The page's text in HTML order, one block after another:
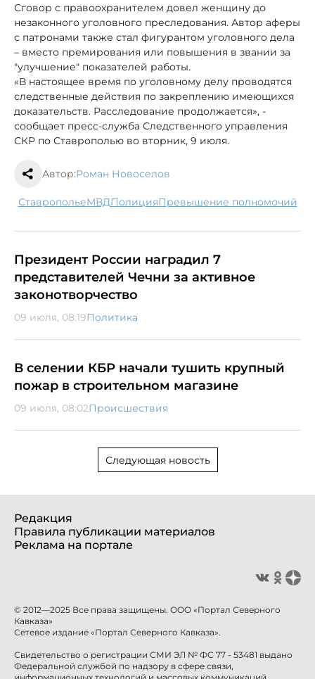
Сговор с правоохранителем довел женщину до
незаконного уголовного преследования. Автор аферы
с патронами также стал фигурантом уголовного дела
– вместо премирования или повышения в звании за
"улучшение" показателей работы.
«В настоящее время по уголовному делу проводятся
следственные действия по закреплению имеющихся
доказательств. Расследование продолжается», -
сообщает пресс-служба Следственного управления
СКР по Ставрополью во вторник, 9 июля.
Автор:Роман Новоселов
Ставрополье МВД полиция превышение полномочий
Президент России наградил 7
представителей Чечни за активное
законотворчество
09 июля, 08:19Политика
В селении КБР начали тушить крупный
пожар в строительном магазине
09 июля, 08:02Происшествия
Следующая новость
Редакция
Правила публикации материалов
Реклама на портале
© 2012—2025 Все права защищены. ООО «Портал Северного
Кавказа»
Сетевое издание «Портал Северного Кавказа».
Свидетельство о регистрации СМИ ЭЛ № ФС 77 - 53481 выдано
Федеральной службой по надзору в сфере связи,